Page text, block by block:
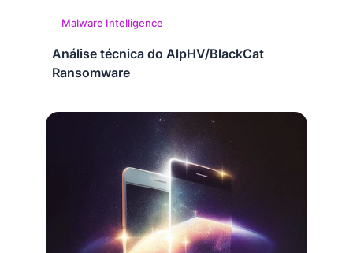
Malware Intelligence
Análise técnica do AlpHV/BlackCat
Ransomware